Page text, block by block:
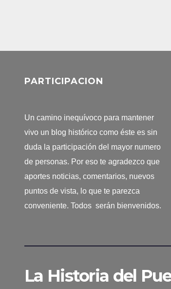
PARTICIPACION
Un camino inequívoco para mantener
vivo un blog histórico como éste es sin
duda la participación del mayor numero
de personas. Por eso te agradezco que
aportes noticias, comentarios, nuevos
puntos de vista, lo que te parezca
conveniente. Todos serán bienvenidos.
La Historia del